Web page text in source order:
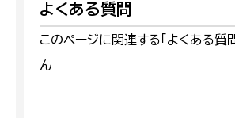
よくある質問
このページに関連する「よくある質
ん